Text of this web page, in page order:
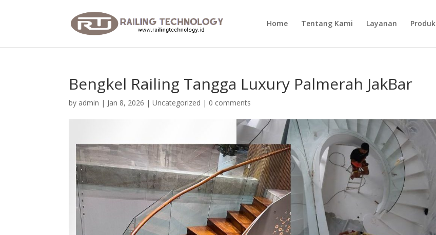
Home Tentang Kami Layanan Produk
Bengkel Railing Tangga Luxury Palmerah JakBar
by admin | Jan 8, 2026 |Uncategorized | 0 comments